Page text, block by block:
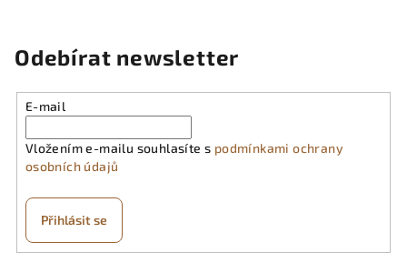
Odebírat newsletter
E-mail
Vložením e-mailu souhlasíte s podmínkami ochrany
osobních údajů
Přihlásit se